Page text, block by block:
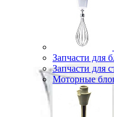
Запчасти для
Запчасти для
Моторные